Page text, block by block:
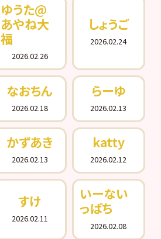
ゆうた@
あやね大
福
2026.02.26
しょうご
2026.02.24
なおちん
2026.02.18
らーゆ
2026.02.13
かずあき
2026.02.13
katty
2026.02.12
すけ
2026.02.11
いーない
っぱち
2026.02.08